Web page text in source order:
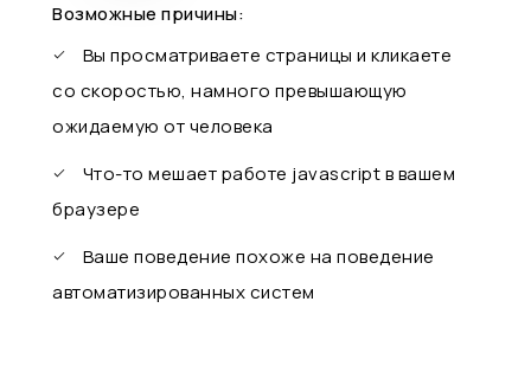
Возможные причины:
Вы просматриваете страницы и кликаете
со скоростью, намного превышающую
ожидаемую от человека
Что-то мешает работе javascript в вашем
браузере
Ваше поведение похоже на поведение
автоматизированных систем